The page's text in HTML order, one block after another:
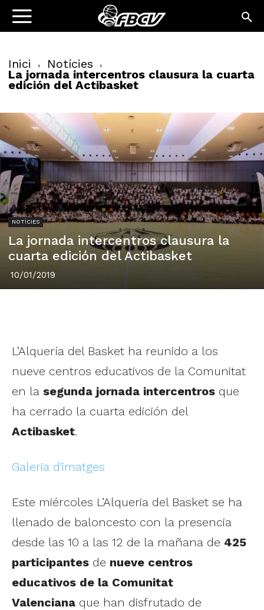
Inici Notícies
La jornada intercentros clausura la cuarta
edición del Actibasket
NOTÍCIES
La jornada intercentros clausura la
cuarta edición del Actibasket
10/01/2019
L’Alquería del Basket ha reunido a los
nueve centros educativos de la Comunitat
en la segunda jornada intercentros que
ha cerrado la cuarta edición del
Actibasket.
Galeria d'imatges
Este miércoles L’Alqueria del Basket se ha
llenado de baloncesto con la presencia
desde las 10 a las 12 de la mañana de 425
participantes de nueve centros
educativos de la Comunitat
Valenciana que han disfrutado de